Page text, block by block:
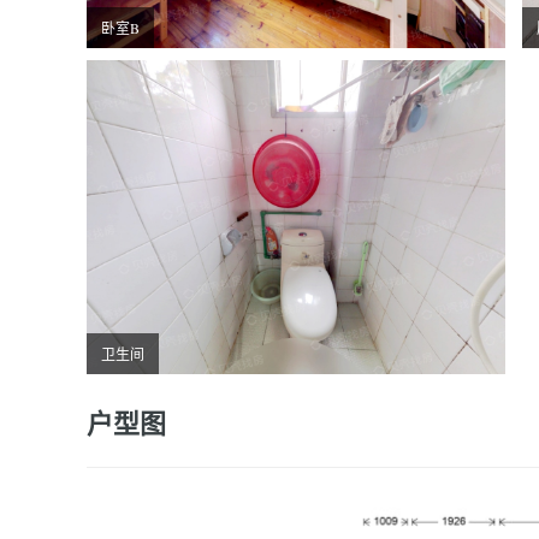
卧室B
卫生间
户型图